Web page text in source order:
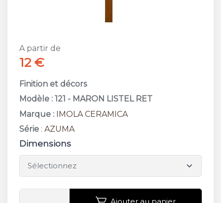
A partir de
12 €
Finition et décors
Modèle : 121 - MARON LISTEL RET
Marque : IMOLA CERAMICA
Série : AZUMA
Dimensions